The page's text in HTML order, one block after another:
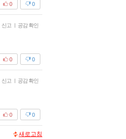
0
0
신고 | 공감 확인
0
0
신고 | 공감 확인
0
0
새로고침